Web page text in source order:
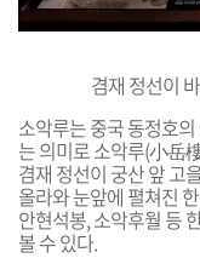
겸재 정선이
소악루는 중국 동정호
는 의미로 소악루(小岳
겸재 정선이 궁산 앞 고
올라와 눈앞에 펼쳐진
안현석봉, 소악후월 등
볼 수 있다.